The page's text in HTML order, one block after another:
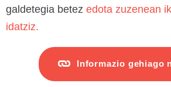
galdetegia betez edota zuzenean
idatziz.
Informazio gehiago